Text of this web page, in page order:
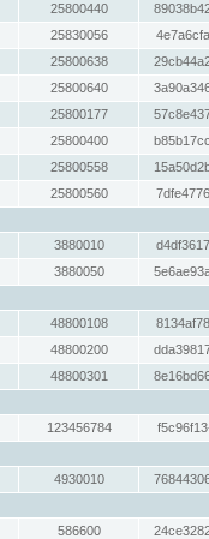
25800440
25830056
25800638
25800640
25800177
25800400
25800558
25800560
3880010
3880050
48800108
48800200
48800301
123456784
4930010
586600